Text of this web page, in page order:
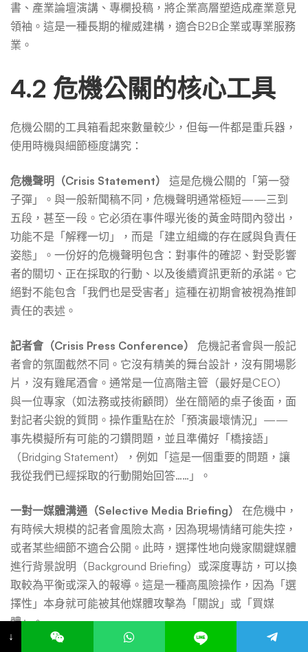
書、產業論壇演講、專欄投稿，將企業高層塑造成產業意見
領袖。這是一種長期的權威建構，適合B2B企業或專業服務
業。
4.2 危機公關的核心工具
危機公關的工具箱看起來數量較少，但每一件都是重兵器，
使用時機與細節極度講究：
危機聲明（Crisis Statement）
這是危機公關的「第一發
子彈」。與一般新聞稿不同，危機聲明通常極短——三到
五段，甚至一段。它必須在事件曝光後的黃金時間內發出，
功能不是「解釋一切」，而是「建立組織的存在感與負責任
姿態」。一份好的危機聲明包含：對事件的確認、對受影響
者的關切、正在採取的行動、以及後續資訊更新的承諾。它
絕對不能包含「我們也是受害者」這種在初期會被視為推卸
責任的表述。
記者會（Crisis Press Conference）
危機記者會與一般記
者會的氛圍截然不同。它沒有精美的舞台設計，沒有開場影
片，沒有雞尾酒會。通常是一位高階主管（最好是CEO）
與一位專家（如法務或技術顧問）坐在簡陋的桌子後面，面
對記者尖銳的質問。操作重點在於「預演最壞情況」——
事先模擬所有可能的刁鑽問題，並且準備好「橋接語」
（Bridging Statement），例如「這是一個重要的問題，讓
我從我們已經採取的行動開始回答……」。
一對一媒體溝通（Selective Media Briefing）
在危機中，
有時候大規模的記者會風險太高，因為現場情緒可能失控，
或者某些細節不適合公開。此時，選擇性地向幾家關鍵媒體
進行背景說明（Background Briefing）或深度專訪，可以換
取較為平衡或深入的報導。這是一種高風險操作，因為「選
擇性」本身就可能被其他媒體攻擊為「關說」或「買媒
體」。
↓